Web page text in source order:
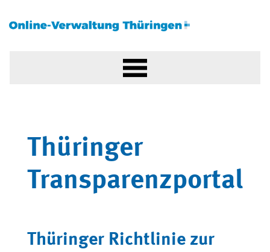
Thüringer
Transparenzportal
Thüringer Richtlinie zur